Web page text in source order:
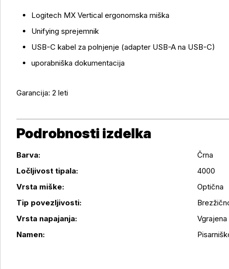
Logitech MX Vertical ergonomska miška
Unifying sprejemnik
USB-C kabel za polnjenje (adapter USB-A na USB-C)
uporabniška dokumentacija
Garancija: 2 leti
Podrobnosti izdelka
Podrobnosti izdelka
Barva:
Črna
Ločljivost tipala:
4000
Vrsta miške:
Optična
Tip povezljivosti:
Vrsta napajanja:
Namen: